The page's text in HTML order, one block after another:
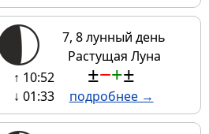
7, 8 лунный день
Растущая Луна
↑ 10:52
↓ 01:33
±−+±
подробнее →